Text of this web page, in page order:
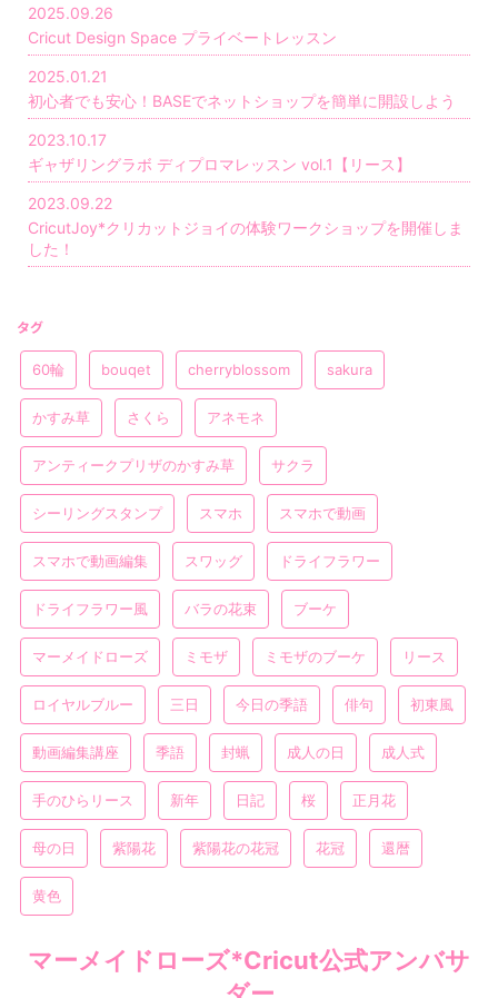
2025.09.26
Cricut Design Space プライベートレッスン
2025.01.21
初心者でも安心！BASEでネットショップを簡単に開設しよう
2023.10.17
ギャザリングラボ ディプロマレッスン vol.1【リース】
2023.09.22
CricutJoy*クリカットジョイの体験ワークショップを開催しま
した！
タグ
60輪 bouqet cherryblossom sakura
かすみ草 さくら アネモネ
アンティークプリザのかすみ草 サクラ
シーリングスタンプ スマホ スマホで動画
スマホで動画編集 スワッグ ドライフラワー
ドライフラワー風 バラの花束 ブーケ
マーメイドローズ ミモザ ミモザのブーケ リース
ロイヤルブルー 三日 今日の季語 俳句 初東風
動画編集講座 季語 封蝋 成人の日 成人式
手のひらリース 新年 日記 桜 正月花
母の日 紫陽花 紫陽花の花冠 花冠 還暦
黄色
マーメイドローズ*Cricut公式アンバサ